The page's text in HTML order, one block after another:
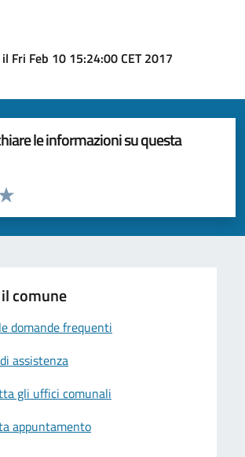
Fri Feb 10 15:24:00 CET 2017
le informazioni su questa
la pagina
5 stelle su 5
4 stelle su 5
su 5
su 5
5
comune
domande frequenti
assistenza
gli uffici comunali
appuntamento